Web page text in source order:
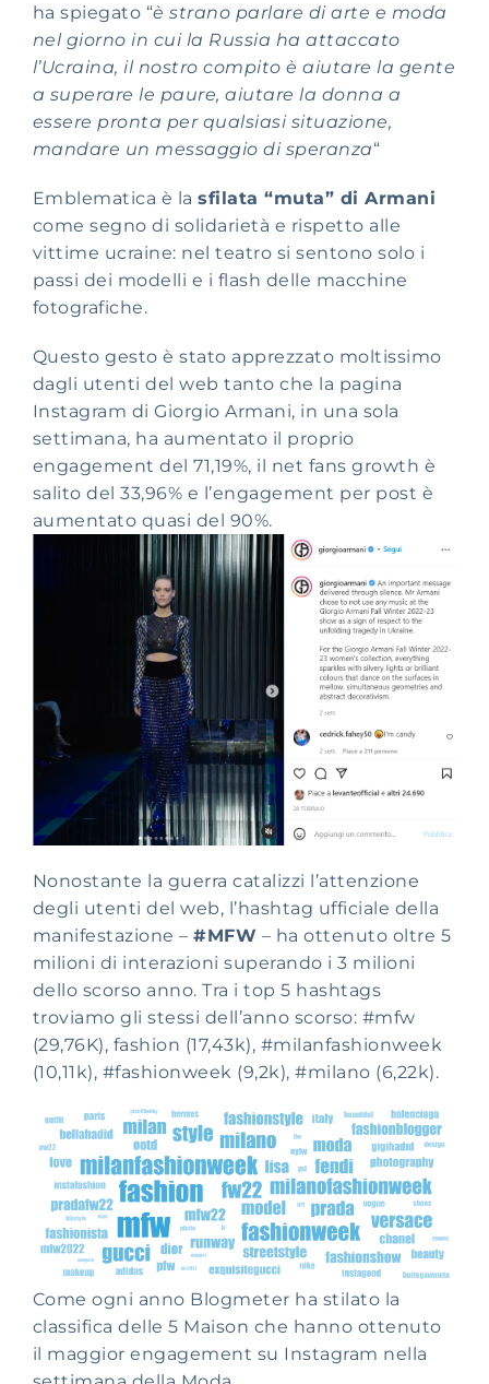
ha spiegato “è strano parlare di arte e moda
nel giorno in cui la Russia ha attaccato
l’Ucraina, il nostro compito è aiutare la gente
a superare le paure,aiutare la donna a
essere pronta per qualsiasi situazione,
mandare un messaggio di speranza“
Emblematica è lasfilata “muta” di Armani
come segno di solidarietà e rispetto alle
vittime ucraine: nel teatro si sentono solo i
passi dei modelli e i flash delle macchine
fotografiche.
Questo gesto è stato apprezzato moltissimo
dagli utenti del web tanto che la pagina
Instagram di Giorgio Armani, in una sola
settimana, ha aumentato il proprio
engagement del 71,19%, il net fans growth è
salito del33,96% e l’engagement per post è
aumentato quasi del 90%.
Nonostante la guerra catalizzi l’attenzione
degli utenti del web, l’hashtag ufficiale della
manifestazione –#MFW – ha ottenuto oltre 5
milioni di interazioni superando i 3 milioni
dello scorso anno. Tra i top 5 hashtags
troviamo gli stessi dell’anno scorso: #mfw
(29,76K), fashion (17,43k), #milanfashionweek
(10,11k), #fashionweek (9,2k), #milano (6,22k).
Come ogni anno Blogmeter ha stilato la
classifica delle 5 Maison che hanno ottenuto
il maggior engagement su Instagram nella